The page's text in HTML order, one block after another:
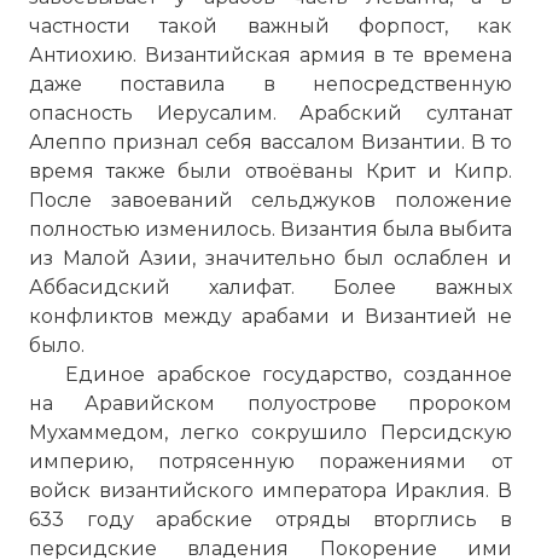
частности такой важный форпост, как
Антиохию. Византийская армия в те времена
даже поставила в непосредственную
опасность Иерусалим. Арабский султанат
Алеппо признал себя вассалом Византии. В то
время также были отвоёваны Крит и Кипр.
После завоеваний сельджуков положение
полностью изменилось. Византия была выбита
из Малой Азии, значительно был ослаблен и
Аббасидский халифат. Более важных
конфликтов между арабами и Византией не
было.
Единое арабское государство, созданное
на Аравийском полуострове пророком
Мухаммедом, легко сокрушило Персидскую
империю, потрясенную поражениями от
войск византийского императора Ираклия. В
633 году арабские отряды вторглись в
персидские владения Покорение ими